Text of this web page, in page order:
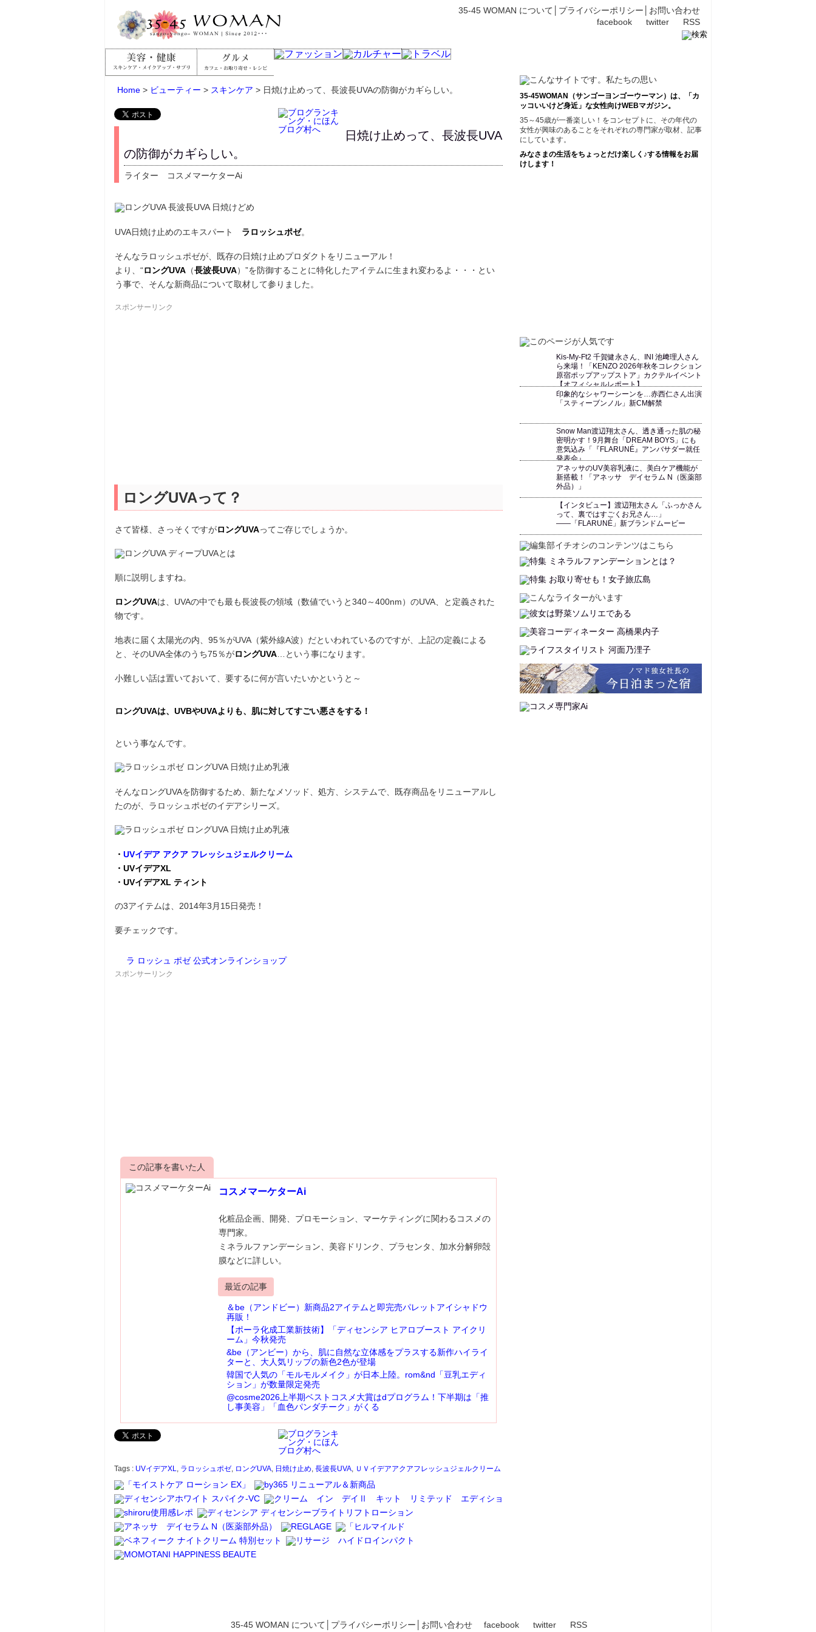
35-45 WOMAN について プライバシーポリシー
お問い合わせ
facebook
twitter RSS
Home > ビューティー > スキンケア > 日焼け止めって、長波長UVAの防御がカギらしい。
日焼け止めって、長波長UVA
の防御がカギらしい。
ライター コスメマーケターAi
UVA日焼け止めのエキスパート ラロッシュポゼ。
そんなラロッシュポゼが、既存の日焼け止めプロダクトをリニューアル！
より、“ロングUVA （長波長UVA）”を防御することに特化したアイテムに生まれ変わるよ・・・とい
う事で、そんな新商品について取材して参りました。
スポンサーリンク
ロングUVAって？
さて皆様、さっそくですがロングUVAってご存じでしょうか。
順に説明しますね。
ロングUVAは、UVAの中でも最も長波長の領域（数値でいうと340～400nm）のUVA、と定義された
物です。
地表に届く太陽光の内、95％がUVA（紫外線A波）だといわれているのですが、上記の定義による
と、そのUVA全体のうち75％がロングUVA …という事になります。
小難しい話は置いておいて、要するに何が言いたいかというと～
ロングUVAは、UVBやUVAよりも、肌に対してすごい悪さをする！
という事なんです。
そんなロングUVAを防御するため、新たなメソッド、処方、システムで、既存商品をリニューアルし
たのが、ラロッシュポゼのイデアシリーズ。
・ UVイデア アクア フレッシュジェルクリーム
・UVイデアXL
・UVイデアXL ティント
の3アイテムは、2014年3月15日発売！
要チェックです。
ラ ロッシュ ポゼ 公式オンラインショップ
スポンサーリンク
この記事を書いた人
コスメマーケターAi
化粧品企画、開発、プロモーション、マーケティングに関わるコスメの
専門家。
ミネラルファンデーション、美容ドリンク、プラセンタ、加水分解卵殻
膜などに詳しい。
最近の記事
＆be（アンドビー）新商品2アイテムと即完売パレットアイシャドウ
再販！
【ポーラ化成工業新技術】「ディセンシア ヒアロブースト アイクリ
ーム」今秋発売
&be（アンビー）から、肌に自然な立体感をプラスする新作ハイライ
ターと、大人気リップの新色2色が登場
韓国で人気の「モルモルメイク」が日本上陸。rom&nd「豆乳エディ
ション」が数量限定発売
@cosme2026上半期ベストコスメ大賞はdプログラム！下半期は「推
し事美容」「血色パンダチーク」がくる
Tags : UVイデアXL, ラロッシュポゼ, ロングUVA, 日焼け止め, 長波長UVA, ＵＶイデアアクアフレッシュジェルクリーム
35-45WOMAN（サンゴーヨンゴーウーマン）は、「カ
ッコいいけど身近」な女性向けWEBマガジン。
35～45歳が一番楽しい！をコンセプトに、その年代の
女性が興味のあることをそれぞれの専門家が取材、記事
にしています。
みなさまの生活をちょっとだけ楽しく♪する情報をお届
けします！
Kis-My-Ft2 千賀健永さん、INI 池﨑理人さん
ら来場！「KENZO 2026年秋冬コレクション
原宿ポップアップストア」カクテルイベント
【オフィシャルレポート】
印象的なシャワーシーンを…赤西仁さん出演
「スティーブンノル」新CM解禁
Snow Man渡辺翔太さん、透き通った肌の秘
密明かす！9月舞台「DREAM BOYS」にも
意気込み「『FLARUNÉ』アンバサダー就任
発表会』
アネッサのUV美容乳液に、美白ケア機能が
新搭載！「アネッサ デイセラム N（医薬部
外品）」
【インタビュー】渡辺翔太さん「ふっかさん
って、裏ではすごくお兄さん…」
――「FLARUNÉ」新ブランドムービー
35-45 WOMAN について プライバシーポリシー お問い合わせ facebook twitter RSS